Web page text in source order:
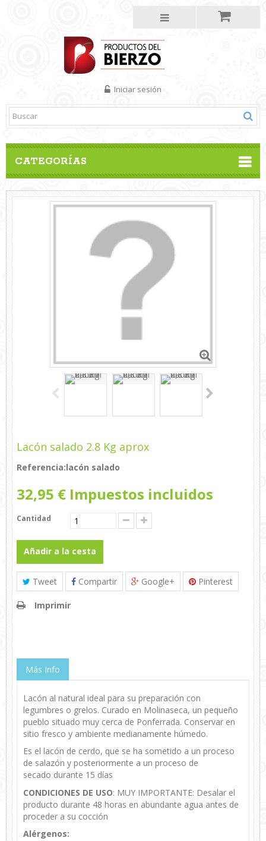
CATEGORÍAS
Iniciar sesión
Lacón salado 2.8 Kg aprox
Referencia:lacón salado
32,95 € Impuestos incluidos
Cantidad
Añadir a la cesta
Tweet Compartir Google+ Pinterest
Imprimir
Más Info
Lacón al natural ideal para su preparación con
legumbres o grelos. Curado en Molinaseca, un pequeño
pueblo situado muy cerca de Ponferrada. Conservar en
sitio fresco y ambiente medianamente húmedo.
Es el lacón de cerdo, que se ha sometido a un proceso
de salazón y posteriormente a un proceso de
secado durante 15 días
CONDICIONES DE USO: MUY IMPORTANTE: Desalar el
producto durante 48 horas en abundante agua antes de
proceder a su cocción
Alérgenos: